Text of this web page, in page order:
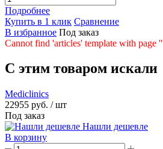
Подробнее
Купить в 1 клик Сравнение
В избранное Под заказ
Cannot find 'articles' template with page ''
C этим товаром искали
Mediclinics
22955 руб. / шт
Под заказ
Нашли дешевле
В корзину